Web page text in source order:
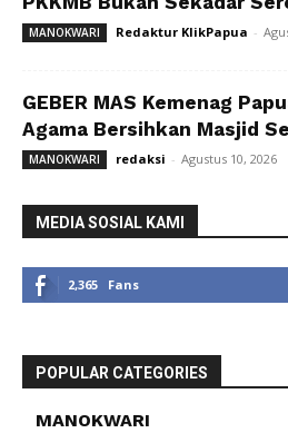
MANOKWARI Redaktur KlikPapua -
GEBER MAS Kemenag
Agama Bersihkan Masjid
MANOKWARI redaksi - Agustus 10, 2026
MEDIA SOSIAL KAMI
2,365 Fans
POPULAR CATEGORIES
MANOKWARI